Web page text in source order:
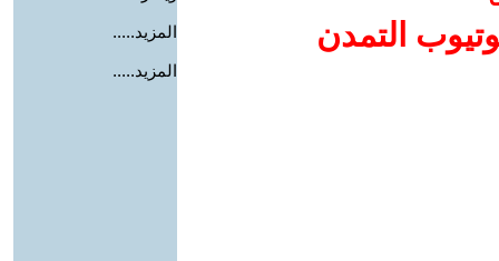
التمدن
المزيد.....
المزيد.....